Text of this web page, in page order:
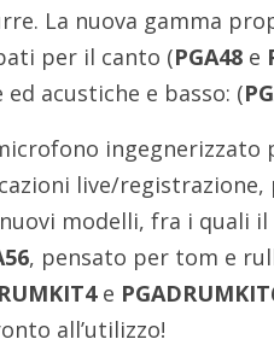
La nuova gamma
per il canto (PGA48 e
acustiche e basso: (
ingegnerizzato
live/
modelli, fra i quali il
, pensato per tom e
e
all’utilizzo!